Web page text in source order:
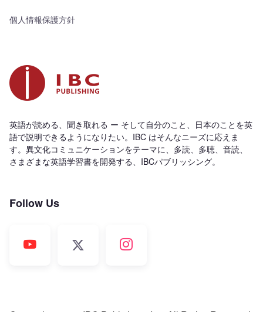
英語が読める、聞き取れる ー そして自分のこと、日本のことを英
語で説明できるようになりたい。IBC はそんなニーズに応えま
す。異文化コミュニケーションをテーマに、多読、多聴、音読、
さまざまな英語学習書を開発する、IBCパブリッシング。
Follow Us
個人情報保護方針